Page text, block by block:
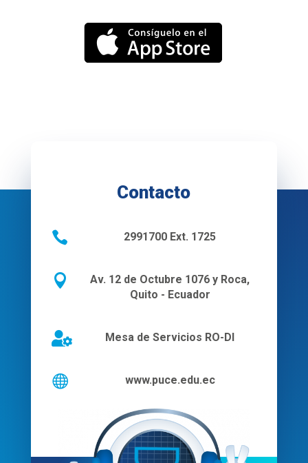
Contacto
 2991700 Ext. 1725

Av. 12 de Octubre 1076 y Roca,
Quito - Ecuador
 Mesa de Servicios RO-DI
 www.puce.edu.ec